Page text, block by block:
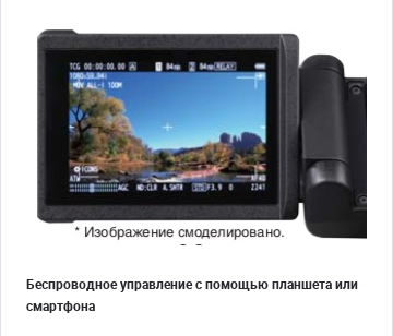
Беспроводное управление с помощью планшета или
смартфона